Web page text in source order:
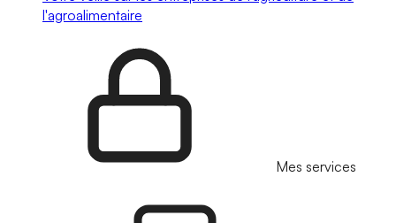
l'agroalimentaire
Mes services